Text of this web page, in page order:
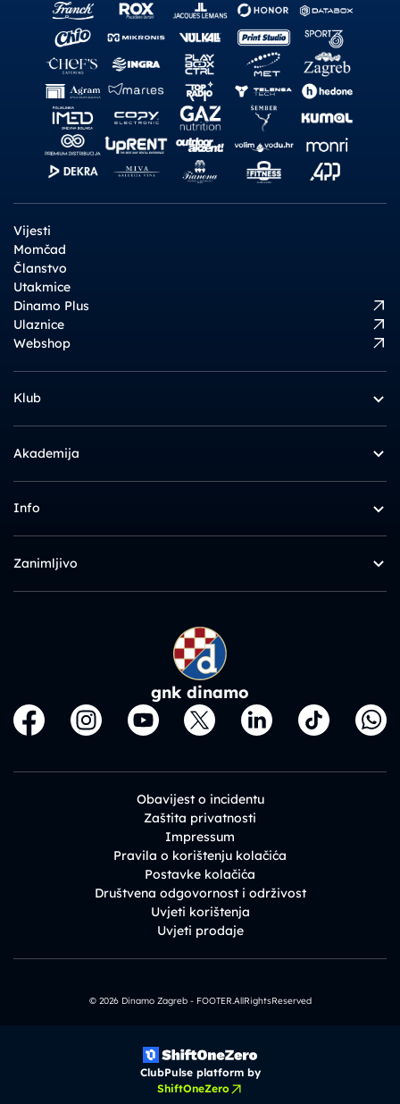
Vijesti
Momčad
Članstvo
Utakmice
Dinamo Plus
Ulaznice
Webshop
Klub
Akademija
Info
Zanimljivo
gnk dinamo
Obavijest o incidentu
Zaštita privatnosti
Impressum
Pravila o korištenju kolačića
Postavke kolačića
Društvena odgovornost i održivost
Uvjeti korištenja
Uvjeti prodaje
© 2026 Dinamo Zagreb - FOOTER.AllRightsReserved
ClubPulse platform by
ShiftOneZero